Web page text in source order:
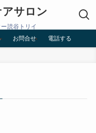
サロン
読谷トリイ
お問合せ 電話する